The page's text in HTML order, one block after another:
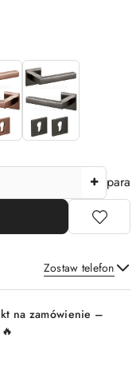
para
Zostaw telefon
na zamówienie –